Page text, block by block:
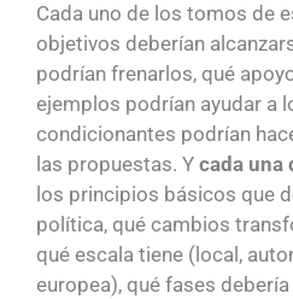
Cada uno de los tomos de
objetivos deberían
podrían frenarlos, qué
ejemplos podrían ayudar a
condicionantes podrían
las propuestas. Y cada una
los principios básicos que
política, qué cambios
qué escala tiene (local,
europea), qué fases